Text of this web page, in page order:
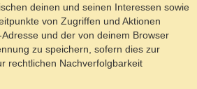
deinen und seinen Interessen sowie
von Zugriffen und Aktionen
und der von deinem Browser
zu speichern, sofern dies zur
rechtlichen Nachverfolgbarkeit